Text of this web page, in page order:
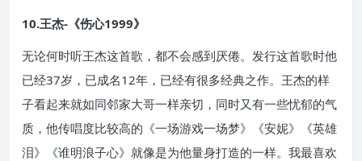
10.王杰-《伤心1999》
无论何时听王杰这首歌，都不会感到厌倦。发行这首歌时他
已经37岁，已成名12年，已经有很多经典之作。王杰的样
子看起来就如同邻家大哥一样亲切，同时又有一些忧郁的气
质，他传唱度比较高的《一场游戏一场梦》《安妮》《英雄
泪》《谁明浪子心》就像是为他量身打造的一样。我最喜欢